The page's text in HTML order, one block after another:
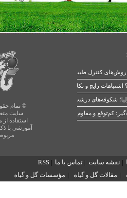
© تمام
سایت
استفاده
آموزشی با
رایج و نکات طلایی
شکوفه‌های درشت در بهار
| نقشه سایت | تماس با ما |
RSS
| مقالات گل و گیاه | مؤسسات گل و گیاه